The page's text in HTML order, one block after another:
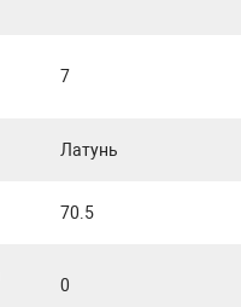
7
Латунь
70.5
0